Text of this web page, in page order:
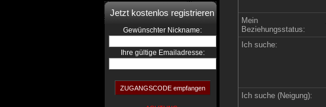
Jetzt kostenlos registrieren
Gewünschter Nickname:
Ihre gültige Emailadresse:
Mein
Beziehungsstatus:
Ich suche:
Ich suche (Neigung):